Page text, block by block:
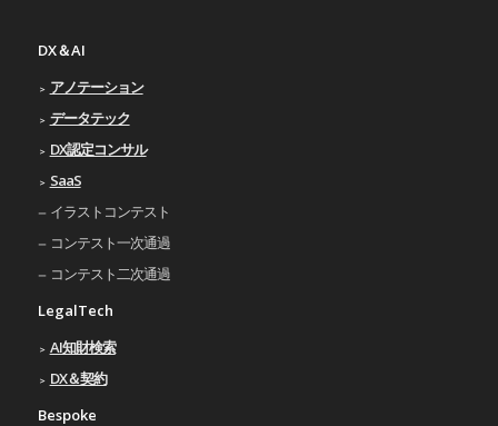
DX＆AI
アノテーション
データテック
DX認定コンサル
SaaS
イラストコンテスト
コンテスト一次通過
コンテスト二次通過
LegalTech
AI知財検索
DX＆契約
Bespoke